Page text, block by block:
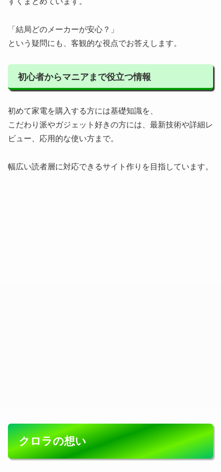
「結局どのメーカーが安心？」
という疑問にも、客観的な視点でお答えします。
初心者からマニアまで役立つ情報
初めて家電を購入する方には基礎知識を、
こだわり派やガジェット好きの方には、最新技術や詳細レ
ビュー、応用的な使い方まで。
幅広い読者層に対応できるサイト作りを目指しています。
クロラの想い